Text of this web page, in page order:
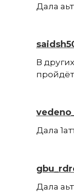
Дала
В
Дала
Дала